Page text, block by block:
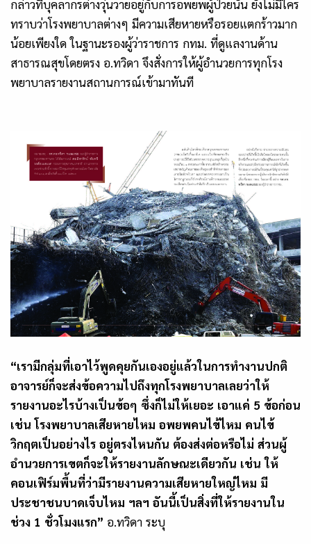
กล่าวที่บุคลากรต่างวุ่นวายอยู่กับการอพยพผู้ป่วยนั้น ยังไม่มีใคร
ทราบว่าโรงพยาบาลต่างๆ มีความเสียหายหรือรอยแตกร้าวมาก
น้อยเพียงใด ในฐานะรองผู้ว่าราชการ กทม. ที่ดูแลงานด้าน
สาธารณสุขโดยตรง อ.ทวิดา จึงสั่งการให้ผู้อำนวยการทุกโรง
พยาบาลรายงานสถานการณ์เข้ามาทันที
“เรามีกลุ่มที่เอาไว้พูดคุยกันเองอยู่แล้วในการทำงานปกติ
อาจารย์ก็จะส่งข้อความไปถึงทุกโรงพยาบาลเลยว่าให้
รายงานอะไรบ้างเป็นข้อๆ ซึ่งก็ไม่ให้เยอะ เอาแค่ 5 ข้อก่อน
เช่น โรงพยาบาลเสียหายไหม อพยพคนไข้ไหม คนไข้
วิกฤตเป็นอย่างไร อยู่ตรงไหนกัน ต้องส่งต่อหรือไม่ ส่วนผู้
อำนวยการเขตก็จะให้รายงานลักษณะเดียวกัน เช่น ให้
คอนเฟิร์มพื้นที่ว่ามีรายงานความเสียหายใหญ่ไหม มี
ประชาชนบาดเจ็บไหม ฯลฯ อันนี้เป็นสิ่งที่ให้รายงานใน
ช่วง 1 ชั่วโมงแรก” อ.ทวิดา ระบุ